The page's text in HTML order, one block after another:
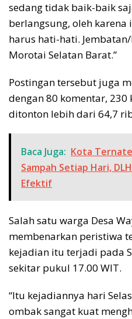
sedang tidak baik-baik
berlangsung, oleh
harus hati-hati.
Morotai Selatan Barat.”
Postingan tersebut juga
dengan 80 komentar,
ditonton lebih dari 64,7
Baca Juga: Kota
Sampah Setiap Hari,
Efektif
Salah satu warga Desa
membenarkan peristiwa
kejadian itu terjadi pada
sekitar pukul 17.00 WIT.
“Itu kejadiannya hari
ombak sangat kuat